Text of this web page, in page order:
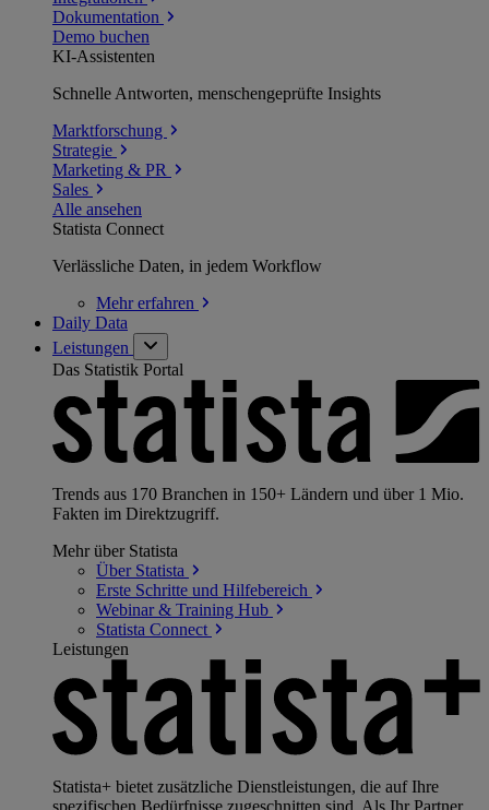
Dokumentation
Demo buchen
KI-Assistenten
Schnelle Antworten, menschengeprüfte Insights
Marktforschung
Strategie
Marketing & PR
Sales
Alle ansehen
Statista Connect
Verlässliche Daten, in jedem Workflow
Mehrerfahren
Daily Data
Leistungen
Das Statistik Portal
Trends aus 170 Branchen in 150+ Ländern und über 1 Mio.
Fakten im Direktzugriff.
Mehr über Statista
Über Statista
Erste Schritte und Hilfebereich
Webinar & Training Hub
Statista Connect
Leistungen
Statista+ bietet zusätzliche Dienstleistungen, die auf Ihre
spezifischen Bedürfnisse zugeschnitten sind. Als Ihr Partner